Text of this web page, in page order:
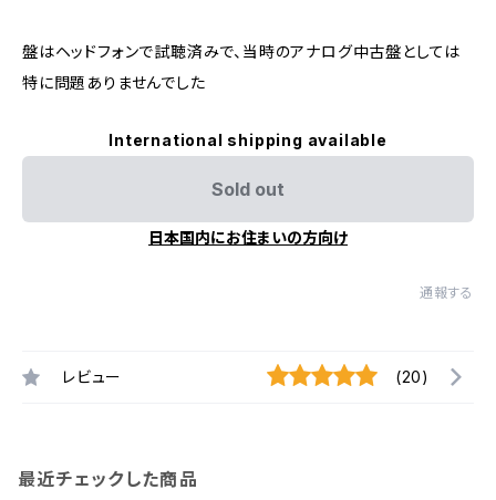
盤はヘッドフォンで試聴済みで、当時のアナログ中古盤としては
特に問題ありませんでした
International shipping available
Sold out
日本国内にお住まいの方向け
通報する
レビュー (20)
最近チェックした商品